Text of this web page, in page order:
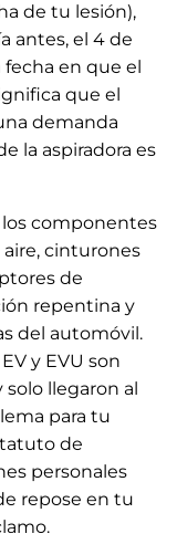
de tu lesión),
antes, el 4 de
fecha en que el
que el
demanda
la aspiradora es
componentes
cinturones
de
repentina y
del automóvil.
y EVU son
llegaron al
para tu
de
personales
repose en tu